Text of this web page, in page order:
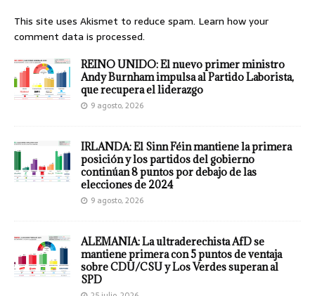
This site uses Akismet to reduce spam. Learn how your
comment data is processed.
REINO UNIDO: El nuevo primer ministro
Andy Burnham impulsa al Partido Laborista,
que recupera el liderazgo
9 agosto, 2026
IRLANDA: El Sinn Féin mantiene la primera
posición y los partidos del gobierno
continúan 8 puntos por debajo de las
elecciones de 2024
9 agosto, 2026
ALEMANIA: La ultraderechista AfD se
mantiene primera con 5 puntos de ventaja
sobre CDU/CSU y Los Verdes superan al
SPD